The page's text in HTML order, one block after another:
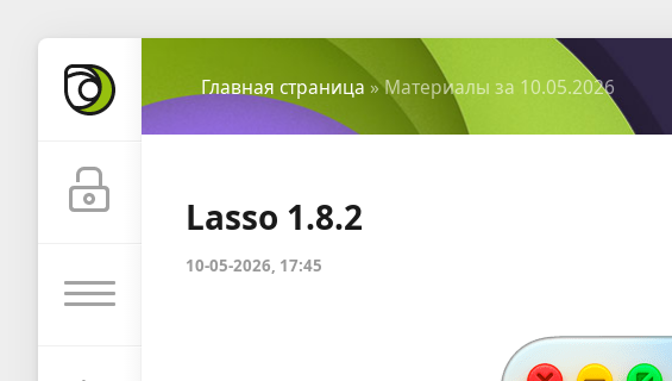
Главная страница » Материалы за 10.05.2026
Lasso 1.8.2
10-05-2026, 17:45